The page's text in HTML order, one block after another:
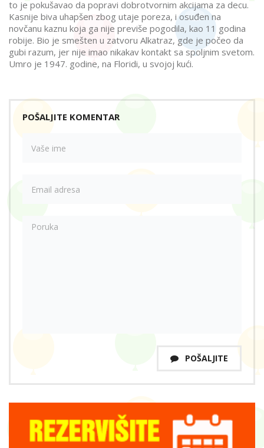
to je pokušavao da popravi dobrotvornim akcijama za decu.
Kasnije biva uhapšen zbog utaje poreza, i osuđen na
novčanu kaznu koja ga nije previše pogodila, kao 11 godina
robije. Bio je smešten u zatvoru Alkatraz, gde je počeo da
gubi razum, jer nije imao nikakav kontakt sa spoljnim svetom.
Umro je 1947. godine, na Floridi, u svojoj kući.
POŠALJITE KOMENTAR
POŠALJITE